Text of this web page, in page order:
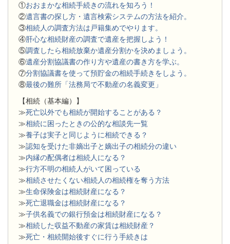
①おおまかな相続手続きの流れを知ろう！
②遺言書の探し方・遺言検索システムの方法を紹介。
③相続人の調査方法は戸籍集めでやります。
④肝心な相続財産の調査で遺産を把握しよう！
⑤調査したら相続放棄か遺産分割かを決めましょう。
⑥遺産分割協議書の作り方や遺産の書き方を学ぶ。
⑦分割協議書を使って預貯金の相続手続きをしよう。
⑧最後の難所「法務局で不動産の名義変更」
【相続（基本編）】
≫死亡以外でも相続が開始することがある？
≫相続に困ったときの公的な相談先一覧
≫養子は実子と同じように相続できる？
≫認知を受けた非嫡出子と嫡出子の相続分の違い
≫内縁の配偶者は相続人になる？
≫行方不明の相続人がいて困っている
≫相続させたくない相続人の相続権を奪う方法
≫生命保険金は相続財産になる？
≫死亡退職金は相続財産になる？
≫子供名義での銀行預金は相続財産になる？
≫相続した収益不動産の家賃は相続財産？
≫死亡・相続開始後すぐに行う手続きは